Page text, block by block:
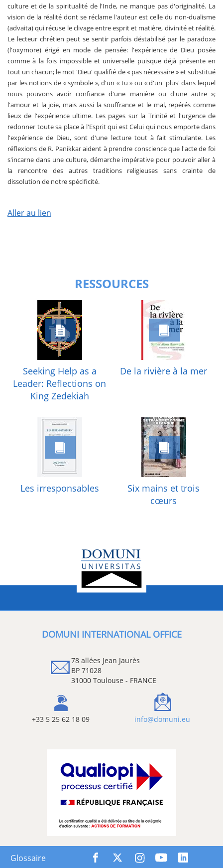
culture et de la spiritualité de l'Inde, ne manque pas d'originalité. La
vision de la réalité dont se réclame l'auteur est celle du non-dualisme
(advaita) qui récuse le clivage entre esprit et matière, divinité et réalité.
Le lecteur chrétien peut se sentir parfois déstabilisé par le paradoxe
(l'oxymore) érigé en mode de pensée: l'expérience de Dieu posée
comme à la fois impossible et universelle puisque déjà présente en
tout un chacun; le mot 'Dieu' qualifié de « pas nécessaire » et substitué
par les notions de « symbole », d'un « tu » ou « d'un 'plus' dans lequel
nous pouvons avoir confiance d'une manière ou d'une autre »;
l'amour et la joie, mais aussi la souffrance et le mal, repérés comme
lieux de l'expérience ultime. Les pages sur la Trinité et l'urgence de
redonner toute sa place à l'Esprit qui est Celui qui nous emporte dans
l'expérience de Dieu, sont d'une lecture tout à fait stimulante. Les
réflexions de R. Panikkar aident à prendre conscience que l'acte de foi
s'incarne dans une culture, démarche impérative pour pouvoir aller à
la rencontre des autres traditions religieuses sans crainte de
dissolution de notre spécificité.
Aller au lien
RESSOURCES
Seeking Help as a
Leader: Reflections on
King Zedekiah
De la rivière à la mer
Les irresponsables
Six mains et trois
cœurs
DOMUNI INTERNATIONAL OFFICE
78 allées Jean Jaurès
BP 71028
31000 Toulouse - FRANCE
+33 5 25 62 18 09 info@domuni.eu
Glossaire